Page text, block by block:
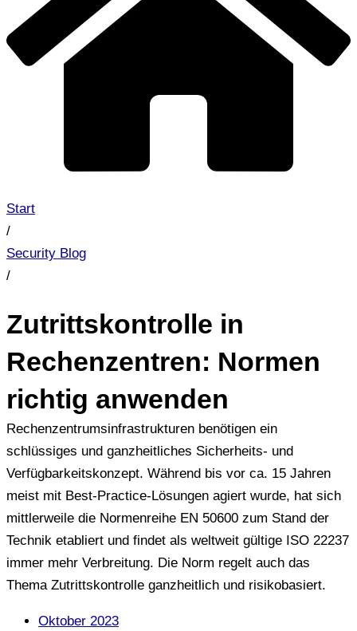
Start
/
Security Blog
/
Zutrittskontrolle in
Rechenzentren: Normen
richtig anwenden
Rechenzentrumsinfrastrukturen benötigen ein
schlüssiges und ganzheitliches Sicherheits- und
Verfügbarkeitskonzept. Während bis vor ca. 15 Jahren
meist mit Best-Practice-Lösungen agiert wurde, hat sich
mittlerweile die Normenreihe EN 50600 zum Stand der
Technik etabliert und findet als weltweit gültige ISO 22237
immer mehr Verbreitung. Die Norm regelt auch das
Thema Zutrittskontrolle ganzheitlich und risikobasiert.
Oktober 2023